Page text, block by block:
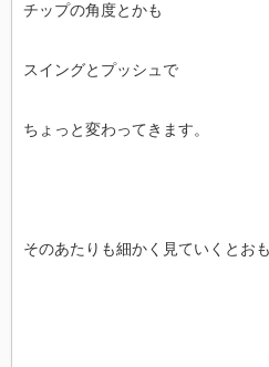
チップの角度とかも
スイングとプッシュで
ちょっと変わってきます。
そのあたりも細かく見ていくとお